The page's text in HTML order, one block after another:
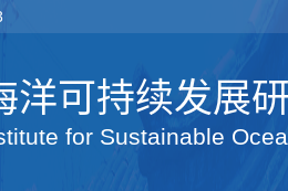
洋可持续发展
for Sustainable